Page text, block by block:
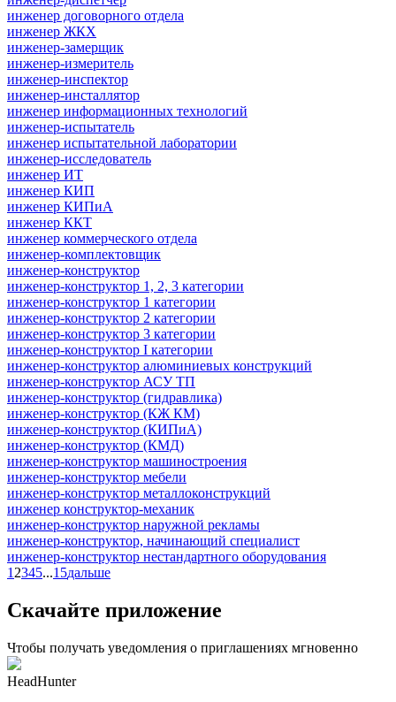
инженер договорного отдела
инженер ЖКХ
инженер-замерщик
инженер-измеритель
инженер-инспектор
инженер-инсталлятор
инженер информационных технологий
инженер-испытатель
инженер испытательной лаборатории
инженер-исследователь
инженер ИТ
инженер КИП
инженер КИПиА
инженер ККТ
инженер коммерческого отдела
инженер-комплектовщик
инженер-конструктор
инженер-конструктор 1, 2, 3 категории
инженер-конструктор 1 категории
инженер-конструктор 2 категории
инженер-конструктор 3 категории
инженер-конструктор I категории
инженер-конструктор алюминиевых конструкций
инженер-конструктор АСУ ТП
инженер-конструктор (гидравлика)
инженер-конструктор (КЖ КМ)
инженер-конструктор (КИПиА)
инженер-конструктор (КМД)
инженер-конструктор машиностроения
инженер-конструктор мебели
инженер-конструктор металлоконструкций
инженер конструктор-механик
инженер-конструктор наружной рекламы
инженер-конструктор, начинающий специалист
инженер-конструктор нестандартного оборудования
1 2345...15дальше
Скачайте приложение
Чтобы получать уведомления о приглашениях мгновенно
HeadHunter